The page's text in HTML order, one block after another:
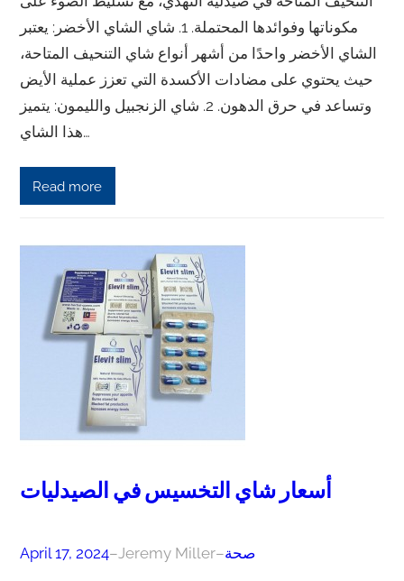
مكوناتها وفوائدها المحتملة. 1. شاي الشاي الأخضر: يعتبر
الشاي الأخضر واحدًا من أشهر أنواع شاي التنحيف المتاحة،
حيث يحتوي على مضادات الأكسدة التي تعزز عملية الأيض
وتساعد في حرق الدهون. 2. شاي الزنجبيل والليمون: يتميز
هذا الشاي…
Read more
أسعار شاي التخسيس في الصيدليات
April 17, 2024–Jeremy Miller–صحة